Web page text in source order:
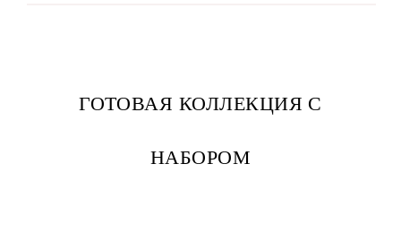
ГОТОВАЯ КОЛЛЕКЦИЯ С
НАБОРОМ